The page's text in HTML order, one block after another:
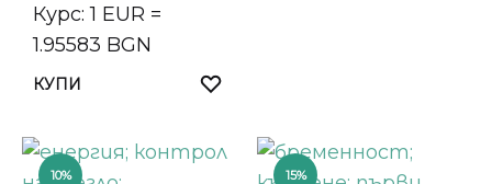
Курс: 1 EUR =
1.95583 BGN
КУПИ
10% 15%